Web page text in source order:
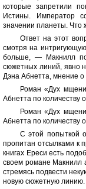
которые запретили
Истины. Император
значении планеты. Что
Ответ на этот
смотря на
больше, — Макнилл
сюжетных линий, явно
Дэна Абнетта, мнение
Роман «Дух
Абнетта по количеству
Роман «Дух
Абнетта по количеству
С этой попыткой
пропитан отсылками к
книгах Ереси есть
своем романе Макнилл
стремясь подвести
новую сюжетную линию.